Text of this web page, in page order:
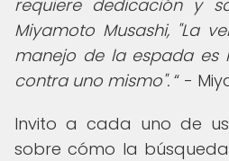
requiere dedicación y
Miyamoto Musashi, "La
manejo de la espada es
contra uno mismo".
-
Invito a cada uno de
sobre cómo la